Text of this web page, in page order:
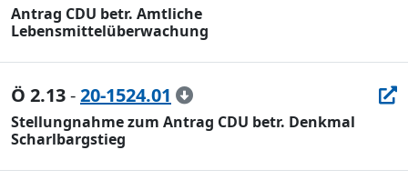
Antrag CDU betr. Amtliche
Lebensmittelüberwachung
Ö 2.13-20-1524.01
Stellungnahme zum Antrag CDU betr. Denkmal
Scharlbargstieg